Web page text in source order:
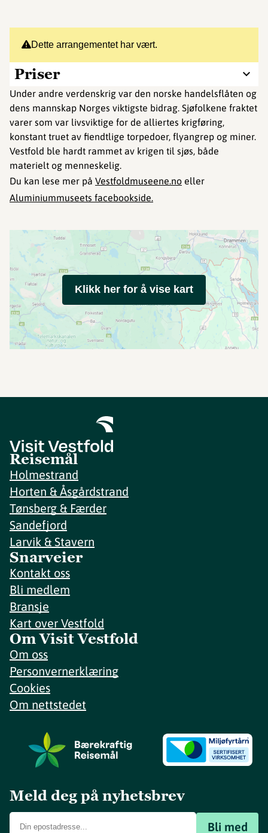
Dette arrangementet har vært.
Priser
Under andre verdenskrig var den norske handelsflåten og
dens mannskap Norges viktigste bidrag. Sjøfolkene fraktet
varer som var livsviktige for de alliertes krigføring,
konstant truet av fiendtlige torpedoer, flyangrep og miner.
Vestfold ble hardt rammet av krigen til sjøs, både
materielt og menneskelig.
Du kan lese mer på Vestfoldmuseene.no eller
Aluminiummuseets facebookside.
Klikk her for å vise kart
Reisemål
Holmestrand
Horten & Åsgårdstrand
Tønsberg & Færder
Sandefjord
Larvik & Stavern
Snarveier
Kontakt oss
Bli medlem
Bransje
Kart over Vestfold
Om Visit Vestfold
Om oss
Personvernerklæring
Cookies
Om nettstedet
Meld deg på nyhetsbrev
Bli med